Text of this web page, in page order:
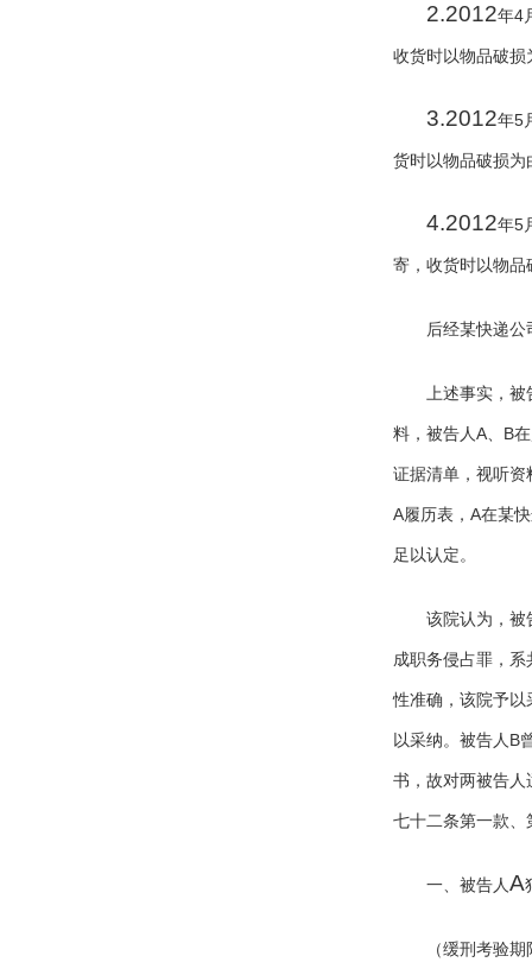
2.2012年4
收货时以物品破损
3.2012年5
货时以物品破损为
4.2012年5
寄，收货时以物品
后经某快递公
上述事实，被
料，被告人A、 B
证据清单，视听资
A履历表， A在某
足以认定。
该院认为，被
成职务侵占罪，
性准确，该院予以
以采纳。被告人 B
书，故对两被告人
七十二条第一款、
一、被告人A
（缓刑考验